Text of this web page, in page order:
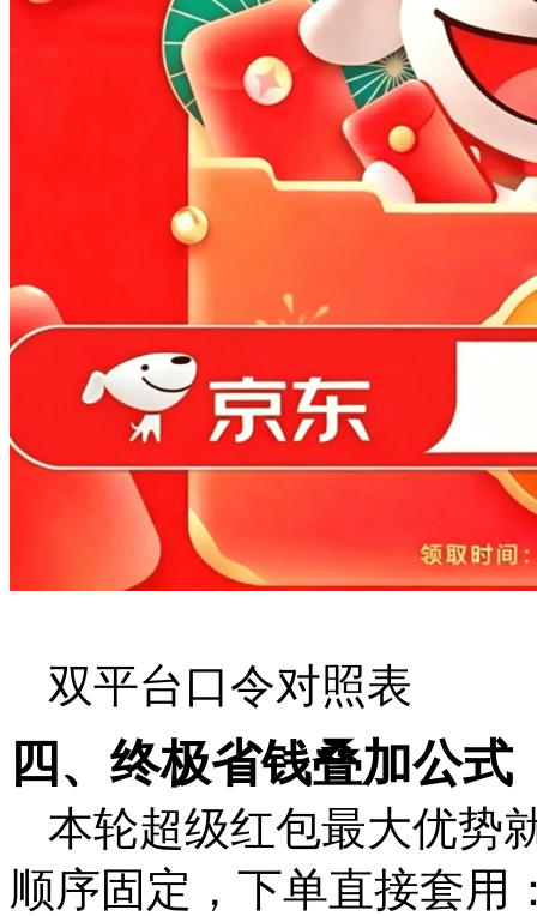
双平台口令对照表
四、终极省钱叠加公式
本轮超级红包最大优势
顺序固定，下单直接套用